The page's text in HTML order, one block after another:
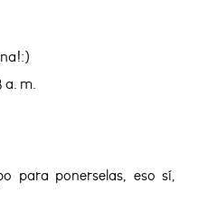
a. m.
para ponerselas, eso sí,